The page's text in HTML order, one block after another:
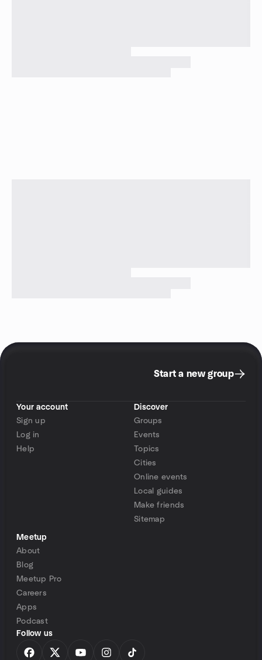
Start a new group
Your account
Sign up
Log in
Help
Discover
Groups
Events
Topics
Cities
Online events
Local guides
Make friends
Sitemap
Meetup
About
Blog
Meetup Pro
Careers
Apps
Podcast
Follow us